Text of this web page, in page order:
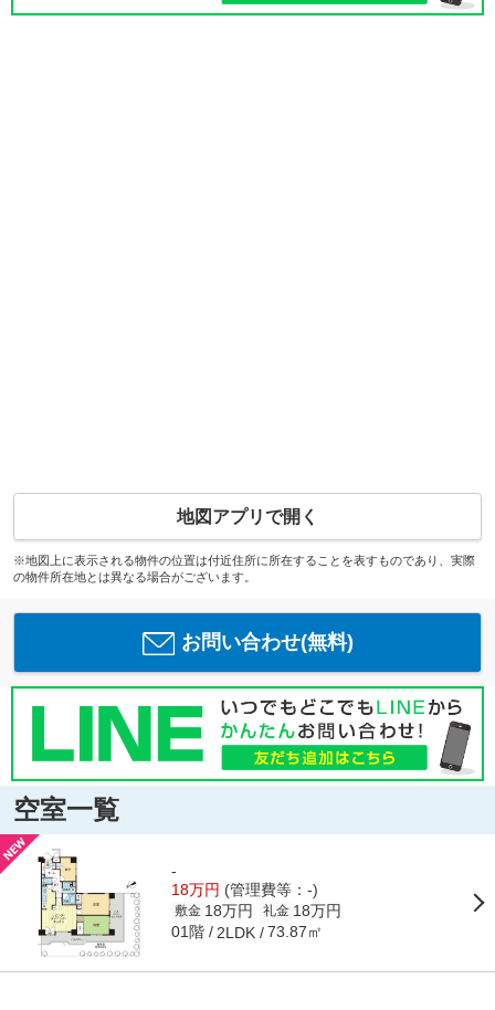
地図アプリで開く
※地図上に表示される物件の位置は付近住所に所在することを表すものであり、実際
の物件所在地とは異なる場合がございます。
お問い合わせ(無料)
空室一覧
-
18万円 (管理費等：-)
敷金 18万円 礼金 18万円
01階 2LDK 73.87㎡